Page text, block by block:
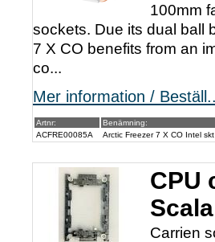
100mm
sockets. Due its dual ball
7 X CO benefits from an
co...
Mer information /
Artnr:
Benämning:
ACFRE00085A
Arctic Freezer 7 X CO Intel
CPU
Carrien